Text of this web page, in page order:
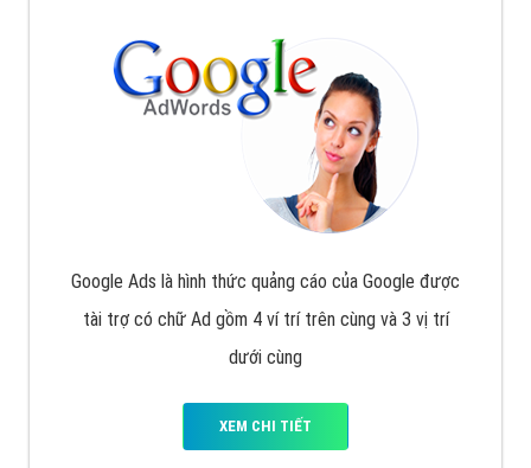
Google Ads là hình thức quảng cáo của Google được
tài trợ có chữ Ad gồm 4 ví trí trên cùng và 3 vị trí
dưới cùng
XEM CHI TIẾT